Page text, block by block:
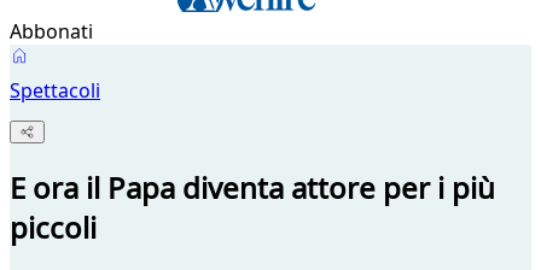
Abbonati
Spettacoli
E ora il Papa diventa attore per i più
piccoli